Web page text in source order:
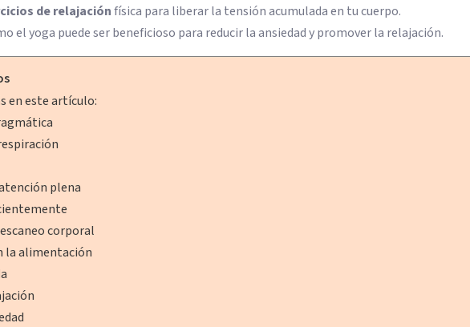
de relajaciónfísica para liberar la tensión acumulada en tu cuerpo.
el yoga puede ser beneficioso para reducir la ansiedad y promover la relajación.
en este artículo:
plena
corporal
la alimentación